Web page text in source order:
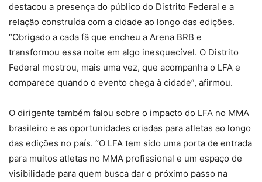
destacou a presença do público do Distrito Federal e a
relação construída com a cidade ao longo das edições.
“Obrigado a cada fã que encheu a Arena BRB e
transformou essa noite em algo inesquecível. O Distrito
Federal mostrou, mais uma vez, que acompanha o LFA e
comparece quando o evento chega à cidade”, afirmou.
O dirigente também falou sobre o impacto do LFA no MMA
brasileiro e as oportunidades criadas para atletas ao longo
das edições no país. “O LFA tem sido uma porta de entrada
para muitos atletas no MMA profissional e um espaço de
visibilidade para quem busca dar o próximo passo na